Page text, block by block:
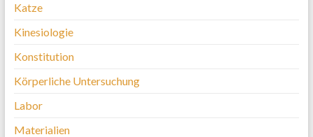
Katze
Kinesiologie
Konstitution
Körperliche Untersuchung
Labor
Materialien